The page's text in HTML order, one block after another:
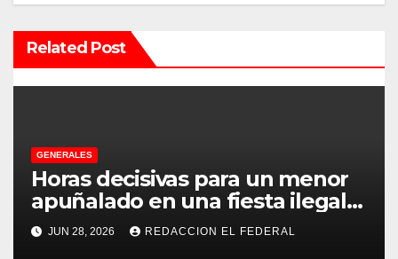
ó
n
e
e
n
Related Post
GENERALES
Horas decisivas para un menor
apuñalado en una fiesta ilegal
con más de 500 asistentes en
Chilecito
JUN 28, 2026 REDACCION EL FEDERAL